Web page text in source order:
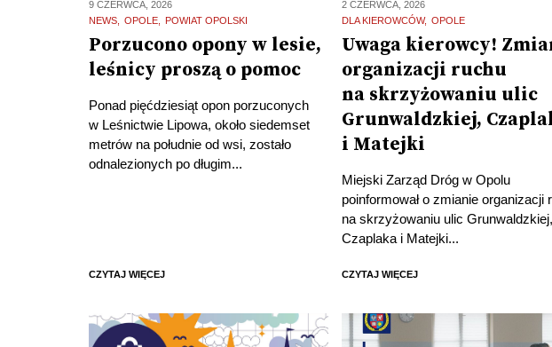
9 CZERWCA, 2026
NEWS
OPOLE POWIAT OPOLSKI
Porzucono opony w lesie,
leśnicy proszą o pomoc
Ponad pięćdziesiąt opon porzuconych
w Leśnictwie Lipowa, około siedemset
metrów na południe od wsi, zostało
odnalezionych po długim...
CZYTAJ WIĘCEJ
2 CZERWCA, 2026
DLA KIEROWCÓW
OPOLE
Uwaga kierowcy!
organizacji ruchu
na skrzyżowaniu ulic
Grunwaldzkiej,
i Matejki
Miejski Zarząd Dróg w Opolu
poinformował o zmianie organizacji
na skrzyżowaniu ulic Grunwaldzkiej,
Czaplaka i Matejki...
CZYTAJ WIĘCEJ